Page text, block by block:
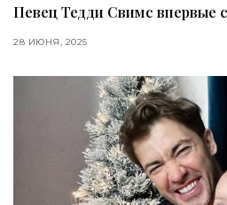
Певец Тедди Свимс впервые
28 ИЮНЯ, 2025